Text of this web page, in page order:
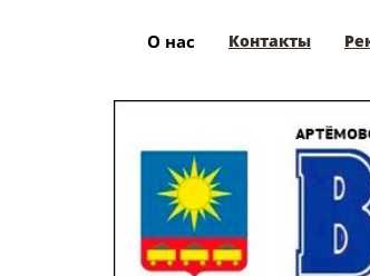
О нас Контакты